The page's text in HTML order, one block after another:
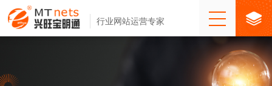
行业网站运营专家